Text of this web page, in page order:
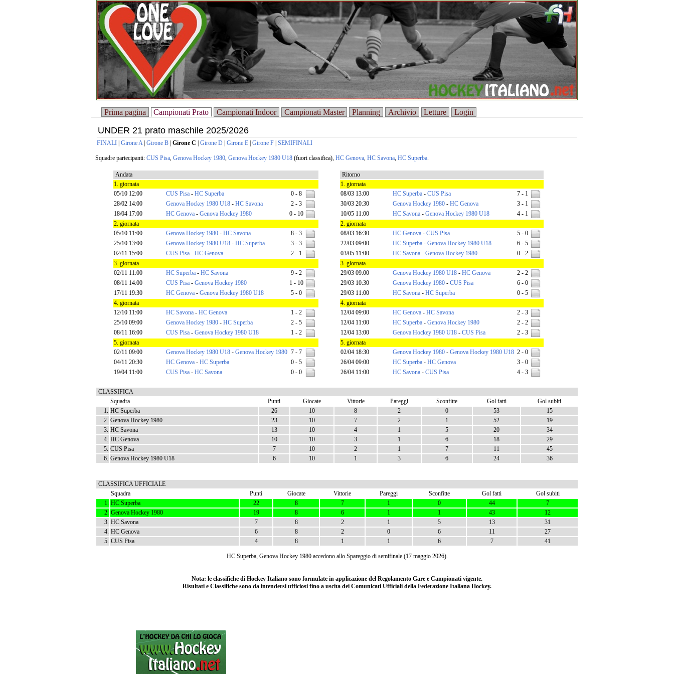
Prima pagina Campionati Prato Campionati Indoor Campionati Master Planning Archivio Letture Login
UNDER 21 prato maschile 2025/2026
FINALI Girone A| Girone B Girone C Girone D Girone E Girone F SEMIFINALI
Squadre partecipanti: CUS Pisa, Genova Hockey 1980, Genova Hockey 1980 U18 (fuori classifica), HC Genova, HC Savona, HC Superba.
Andata
1. giornata
05/10 12:00
CUS Pisa - HC Superba
0 - 8
28/02 14:00
Genova Hockey 1980 U18 - HC Savona
2 - 3
18/04 17:00
HC Genova - Genova Hockey 1980
0 - 10
2. giornata
05/10 11:00
Genova Hockey 1980 - HC Savona
8 - 3
25/10 13:00
Genova Hockey 1980 U18 - HC Superba
3 - 3
02/11 15:00
CUS Pisa - HC Genova
2 - 1
3. giornata
02/11 11:00
HC Superba - HC Savona
9 - 2
08/11 14:00
CUS Pisa - Genova Hockey 1980
1 - 10
17/11 19:30
HC Genova - Genova Hockey 1980 U18
5 - 0
4. giornata
12/10 11:00
HC Savona - HC Genova
1 - 2
25/10 09:00
Genova Hockey 1980 - HC Superba
2 - 5
08/11 16:00
CUS Pisa - Genova Hockey 1980 U18
1 - 2
5. giornata
02/11 09:00
Genova Hockey 1980 U18 - Genova Hockey 1980 7 - 7
04/11 20:30
HC Genova - HC Superba
0 - 5
19/04 11:00
CUS Pisa - HC Savona 0 - 0
Ritorno
1. giornata
08/03 13:00
HC Superba - CUS Pisa
7 - 1
30/03 20:30
Genova Hockey 1980 - HC Genova
3 - 1
10/05 11:00
HC Savona - Genova Hockey 1980 U18
4 - 1
2. giornata
08/03 16:30
HC Genova - CUS Pisa
5 - 0
22/03 09:00
HC Superba - Genova Hockey 1980 U18
6 - 5
03/05 11:00
HC Savona - Genova Hockey 1980
0 - 2
3. giornata
29/03 09:00
Genova Hockey 1980 U18 - HC Genova
2 - 2
29/03 10:30
Genova Hockey 1980 - CUS Pisa
6 - 0
29/03 11:00
HC Savona - HC Superba
0 - 5
4. giornata
12/04 09:00
HC Genova - HC Savona
2 - 3
12/04 11:00
HC Superba - Genova Hockey 1980
2 - 2
12/04 13:00
Genova Hockey 1980 U18 - CUS Pisa
2 - 3
5. giornata
02/04 18:30
Genova Hockey 1980 - Genova Hockey 1980 U18 2 - 0
26/04 09:00
HC Superba - HC Genova
3 - 0
26/04 11:00
HC Savona - CUS Pisa 4 - 3
CLASSIFICA
Squadra
Punti Giocate Vittorie Pareggi Sconfitte Gol fatti
Gol subiti
1. HC Superba 26 10 8 2 0 53
15
2. Genova Hockey 1980 23 10 7 2 1 52
19
3. HC Savona 13 10 4 1 5 20
34
4. HC Genova 10 10 3 1 6 18
29
5. CUS Pisa 7 10 2 1 7 11
45
6. Genova Hockey 1980 U18 6 10 1 3 6 24 36
CLASSIFICA UFFICIALE
Squadra
Punti Giocate Vittorie Pareggi Sconfitte Gol fatti
Gol subiti
1. HC Superba 22 8 7 1 0 44
7
2. Genova Hockey 1980 19 8 6 1 1 43
12
3. HC Savona 7 8 2 1 5 13
31
4. HC Genova 6 8 2 0 6 11
27
5. CUS Pisa 4 8 1 1 6 7 41
HC Superba, Genova Hockey 1980 accedono allo Spareggio di semifinale (17 maggio 2026).
Nota: le classifiche di Hockey Italiano sono formulate in applicazione del Regolamento Gare e Campionati vigente.
Risultati e Classifiche sono da intendersi ufficiosi fino a uscita dei Comunicati Ufficiali della Federazione Italiana Hockey.